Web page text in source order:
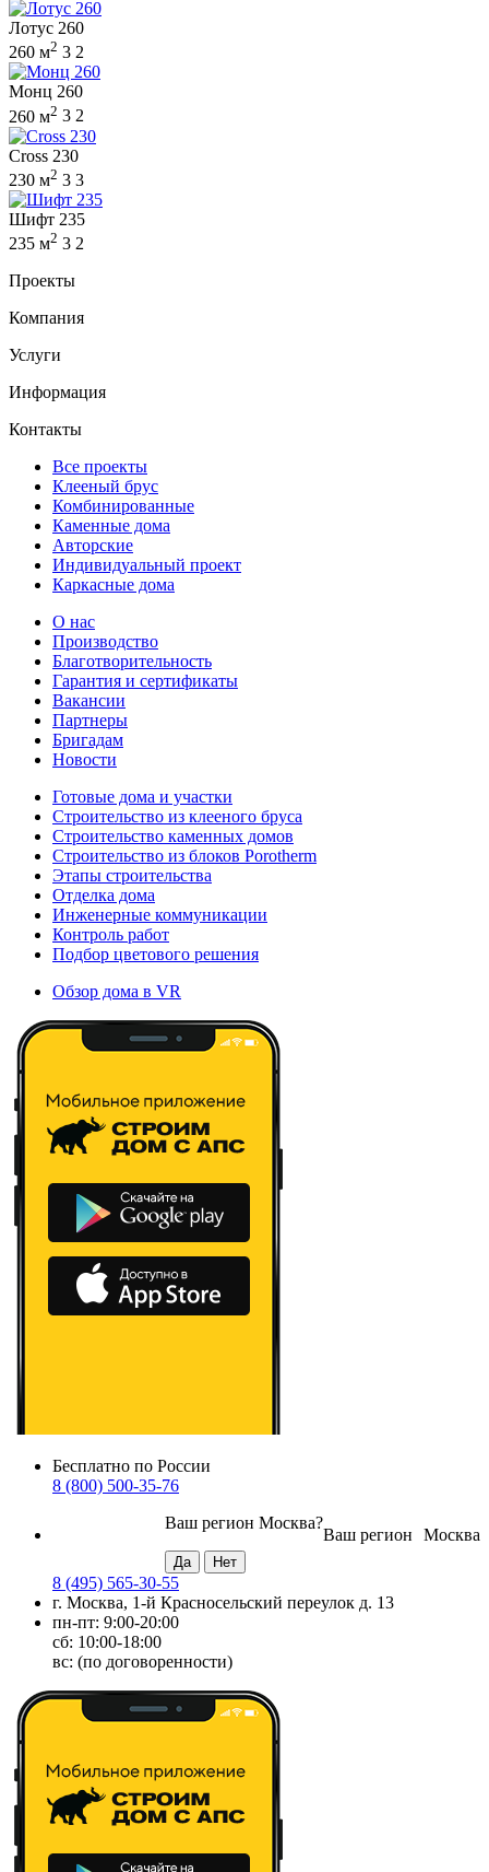
Лотус 260
260 м2 3 2
Монц 260
260 м2 3 2
Cross 230
230 м2 3 3
Шифт 235
235 м2 3 2
Проекты
Компания
Услуги
Информация
Контакты
Все проекты
Клееный брус
Комбинированные
Каменные дома
Авторские
Индивидуальный проект
Каркасные дома
О нас
Производство
Благотворительность
Гарантия и сертификаты
Вакансии
Партнеры
Бригадам
Новости
Готовые дома и участки
Строительство из клееного бруса
Строительство каменных домов
Строительство из блоков Porotherm
Этапы строительства
Отделка дома
Инженерные коммуникации
Контроль работ
Подбор цветового решения
Обзор дома в VR
Бесплатно по России
8 (800) 500-35-76
Москва
Ваш регион
Ваш регион Москва?
8 (495) 565-30-55
г. Москва, 1-й Красносельский переулок д. 13
пн-пт: 9:00-20:00
сб: 10:00-18:00
вс: (по договоренности)